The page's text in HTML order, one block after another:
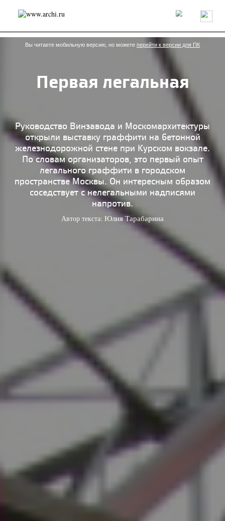
Россия Мир Технологии Интерьер Пресса
Архитекторы
Проекты
Конкурсы События Книги Вакансии
send.project Анонсы конкурсов
Блог
Интервью
Репортаж
Дизайн
Иностранцы в России
Интерьер
Книги
Наследие Образование
Урбанистика
Эко
Вы читаете мобильную версию, но можете перейти к версии для ПК
Первая легальная
Руководство Винзавода и Москомархитектуры
открыли выставку граффити на бетонной
железнодорожной стене при Курском вокзале.
По словам организаторов, это первый опыт
легального граффити в городском
пространстве Москвы. Он интересным образом
соседствует с нелегальными надписями
напротив.
Автор текста: Юлия Тарабарина